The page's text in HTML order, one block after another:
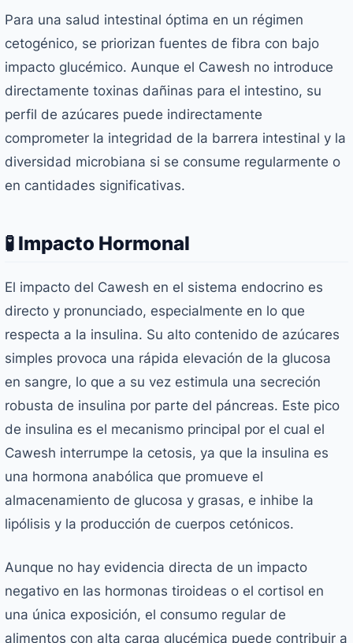
Para una salud intestinal óptima en un régimen
cetogénico, se priorizan fuentes de fibra con bajo
impacto glucémico. Aunque el Cawesh no introduce
directamente toxinas dañinas para el intestino, su
perfil de azúcares puede indirectamente
comprometer la integridad de la barrera intestinal y la
diversidad microbiana si se consume regularmente o
en cantidades significativas.
🧪 Impacto Hormonal
El impacto del Cawesh en el sistema endocrino es
directo y pronunciado, especialmente en lo que
respecta a la insulina. Su alto contenido de azúcares
simples provoca una rápida elevación de la glucosa
en sangre, lo que a su vez estimula una secreción
robusta de insulina por parte del páncreas. Este pico
de insulina es el mecanismo principal por el cual el
Cawesh interrumpe la cetosis, ya que la insulina es
una hormona anabólica que promueve el
almacenamiento de glucosa y grasas, e inhibe la
lipólisis y la producción de cuerpos cetónicos.
Aunque no hay evidencia directa de un impacto
negativo en las hormonas tiroideas o el cortisol en
una única exposición, el consumo regular de
alimentos con alta carga glucémica puede contribuir a